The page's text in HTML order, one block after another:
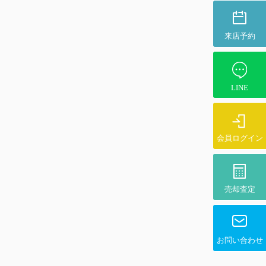
来店予約
LINE
会員ログイン
売却査定
お問い合わせ